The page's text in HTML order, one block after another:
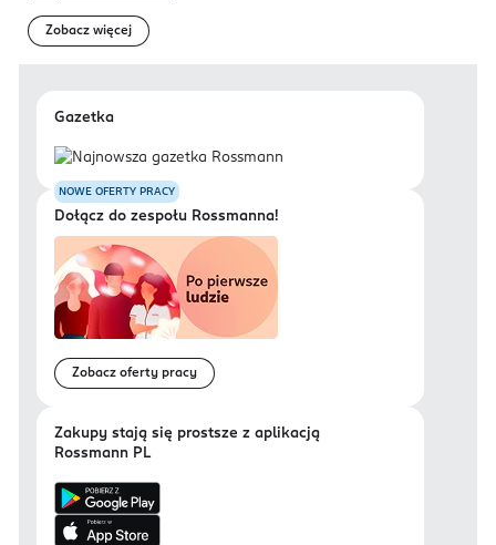
Zobacz więcej
Gazetka
NOWE OFERTY PRACY
Dołącz do zespołu Rossmanna!
Zobacz oferty pracy
Zakupy stają się prostsze z aplikacją
Rossmann PL